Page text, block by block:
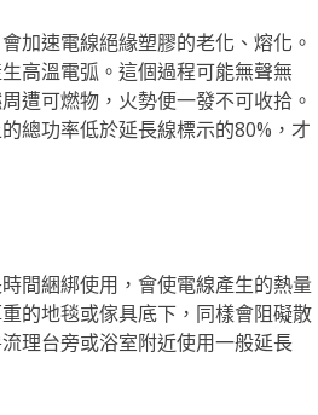
加速電線絕緣塑膠的老化、熔化。
高溫電弧。這個過程可能無聲無
遭可燃物，火勢便一發不可收拾。
總功率低於延長線標示的80%，才
間綑綁使用，會使電線產生的熱量
的地毯或傢具底下，同樣會阻礙散
理台旁或浴室附近使用一般延長